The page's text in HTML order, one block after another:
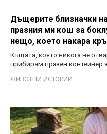
Дъщерите близначки
празния ми кош за
нещо, което накара
Къщата, която никога не
прибирам празен контейнер
ЖИВОТНИ ИСТОРИИ